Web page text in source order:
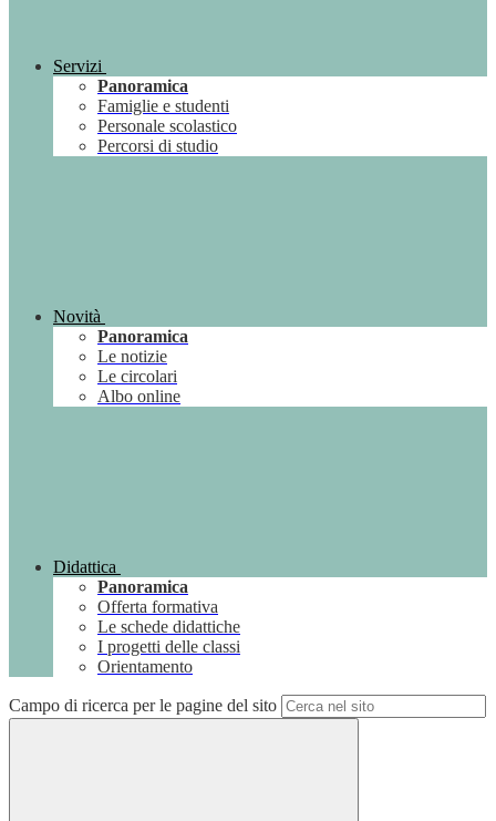
Servizi
Panoramica
Famiglie e studenti
Personale scolastico
Percorsi di studio
Novità
Panoramica
Le notizie
Le circolari
Albo online
Didattica
Panoramica
Offerta formativa
Le schede didattiche
I progetti delle classi
Orientamento
Campo di ricerca per le pagine del sito